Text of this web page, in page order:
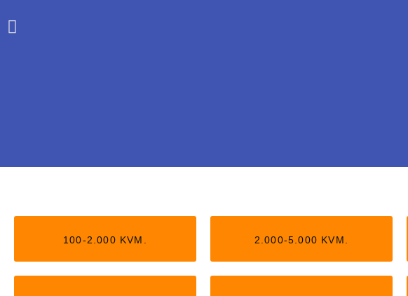
Stiga uden kantledning
100-2.000 KVM. 2.000-5.000 KVM.